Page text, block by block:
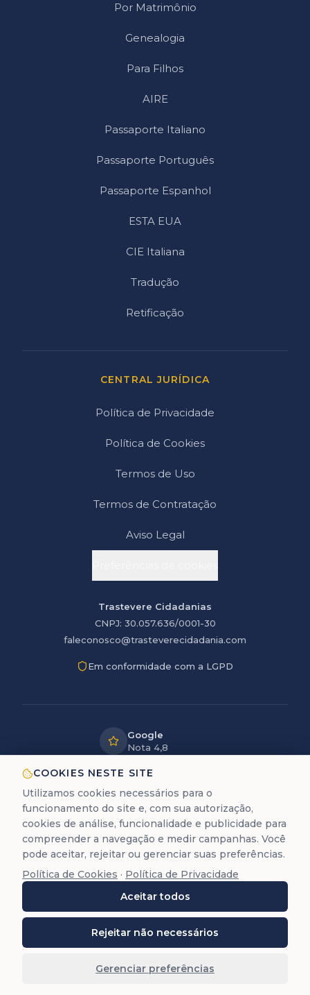
Por Matrimônio
Genealogia
Para Filhos
AIRE
Passaporte Italiano
Passaporte Português
Passaporte Espanhol
ESTA EUA
CIE Italiana
Tradução
Retificação
CENTRAL JURÍDICA
Política de Privacidade
Política de Cookies
Termos de Uso
Termos de Contratação
Aviso Legal
Trastevere Cidadanias
CNPJ: 30.057.636/0001-30
faleconosco@trasteverecidadania.com
Em conformidade com a LGPD
Google
Nota 4,8
LGPD
protegidos
12+ anos
de experiência
A Trastevere é uma empresa de assessoria documental
para cidadania europeia. Não prestamos serviços
jurídicos de advocacia (Lei 8.906/94).
Trastevere Cidadanias. Todos os direitos
reservados. O conteúdo deste site (textos, imagens,
Reprodução total ou parcial é proibida sem autorização
COOKIES NESTE SITE
Utilizamos cookies necessários para o
funcionamento do site e, com sua autorização,
cookies de análise, funcionalidade e publicidade para
compreender a navegação e medir campanhas. Você
pode aceitar, rejeitar ou gerenciar suas preferências.
Política de Cookies · Política de Privacidade
Aceitar todos
Rejeitar não necessários
Gerenciar preferências